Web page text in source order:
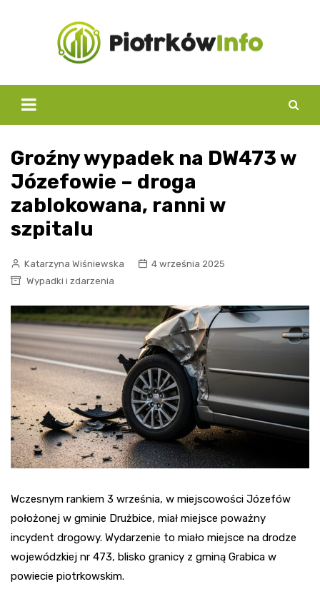
Groźny wypadek na DW473 w
Józefowie – droga
zablokowana, ranni w
szpitalu
Katarzyna Wiśniewska
4 września 2025
Wypadki i zdarzenia
Wczesnym rankiem 3 września, w miejscowości Józefów
położonej w gminie Drużbice, miał miejsce poważny
incydent drogowy. Wydarzenie to miało miejsce na drodze
wojewódzkiej nr 473, blisko granicy z gminą Grabica w
powiecie piotrkowskim.